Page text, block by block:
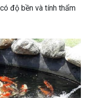
độ bền và tính thẩm